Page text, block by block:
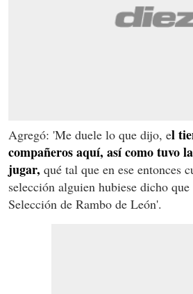
Agregó: 'Me duele lo que dijo, el
compañeros aquí, así como tuvo
jugar, qué tal que en ese entonces
selección alguien hubiese dicho
Selección de Rambo de León'.